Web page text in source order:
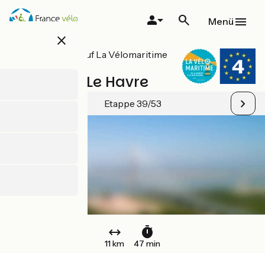
Direkt
zum
close
Menü
Alle Etappen auf La Vélomaritime
Honfleur / Le Havre
Etappe 39/53
11 km 47 min